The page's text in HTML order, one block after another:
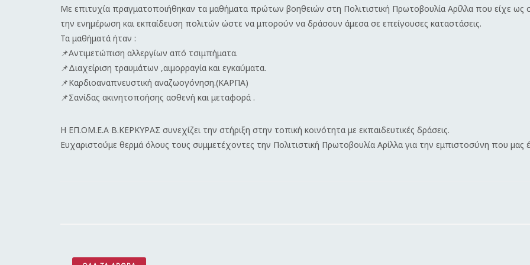
Με επιτυχία πραγματοποιήθηκαν τα μαθήματα πρώτων βοηθειών στη Πολιτιστική Πρωτοβουλία Αρίλλα που είχε ως
την ενημέρωση και εκπαίδευση πολιτών ώστε να μπορούν να δράσουν άμεσα σε επείγουσες καταστάσεις.
Τα μαθήματά ήταν :
📌Αντιμετώπιση αλλεργίων από τσιμπήματα.
📌Διαχείριση τραυμάτων ,αιμορραγία και εγκαύματα.
📌Καρδιοαναπνευστική αναζωογόνηση.(ΚΑΡΠΑ)
📌Σανίδας ακινητοποήσης ασθενή και μεταφορά .
Η ΕΠ.ΟΜ.Ε.Α Β.ΚΕΡΚΥΡΑΣ συνεχίζει την στήριξη στην τοπική κοινότητα με εκπαιδευτικές δράσεις.
Ευχαριστούμε θερμά όλους τους συμμετέχοντες την Πολιτιστική Πρωτοβουλία Αρίλλα για την εμπιστοσύνη που μας